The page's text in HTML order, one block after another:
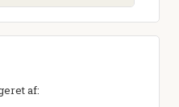
af: